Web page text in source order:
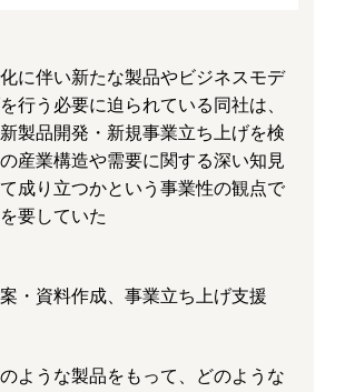
に伴い新たな製品やビジネスモデ
行う必要に迫られている同社は、
製品開発・新規事業立ち上げを検
産業構造や需要に関する深い知見
成り立つかという事業性の観点で
要していた
・資料作成、事業立ち上げ支援
ような製品をもって、どのような